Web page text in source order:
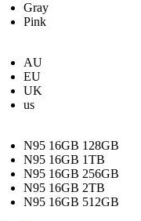
desde
$5,516.70
Gray
Pink
AU
EU
UK
us
N95 16GB 128GB
N95 16GB 1TB
N95 16GB 256GB
N95 16GB 2TB
N95 16GB 512GB